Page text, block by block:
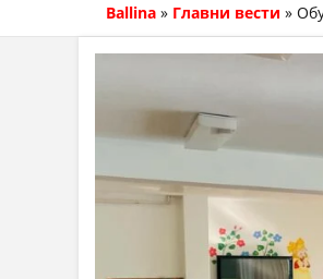
Ballina » Главни вести »